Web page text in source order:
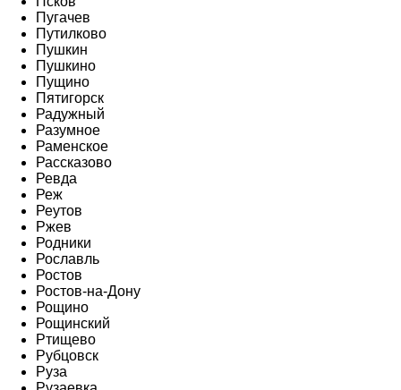
Пугачев
Путилково
Пушкин
Пушкино
Пущино
Пятигорск
Радужный
Разумное
Раменское
Рассказово
Ревда
Реж
Реутов
Ржев
Родники
Рославль
Ростов
Ростов-на-Дону
Рощино
Рощинский
Ртищево
Рубцовск
Руза